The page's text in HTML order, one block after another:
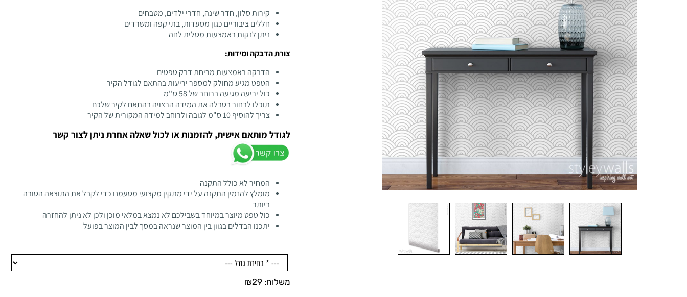
קירות סלון, חדר שינה, חדרי ילדים, מטבחים
חללים ציבוריים כגון מסעדות, בתי קפה ומשרדים
ניתן לנקות באמצעות מטלית לחה
צורת הדבקה ומידות:
הדבקה באמצעות מריחת דבק טפטים
הטפט מגיע מחולק למספר יריעות בהתאם לגודל הקיר
כול יריעה מגיעה ברוחב של 58 ס''מ
תוכלו לבחור בטבלה את המידה הרצויה בהתאם לקיר שלכם
צריך להוסיף 10 ס"מ לגובה ולרוחב למידה המקורית של הקיר
לגודל מותאם אישית, להזמנות או לכול שאלה אחרת ניתן לצור קשר
המחיר לא כולל התקנה
מומלץ להזמין התקנה על ידי מתקין מקצועי מטעמנו כדי לקבל את התוצאה הטובה
ביותר
כול טפט מיוצר במיוחד בשבילכם לא נמצא במלאי מוכן ולכן לא ניתן להחזרה
יתכנו הבדלים בגוון בין המוצר שנראה במסך לבין המוצר בפועל
משלוח: ₪29